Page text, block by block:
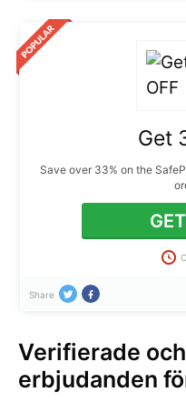
Get
Save over 33% on the
Share
Verifierade
erbjudanden